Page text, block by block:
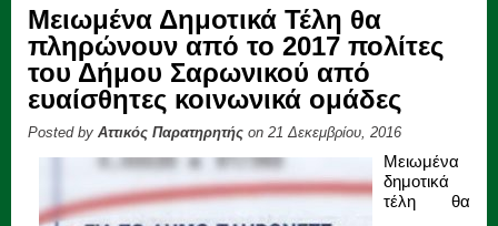
Μειωμένα Δημοτικά Τέλη θα
πληρώνουν από το 2017 πολίτες
του Δήμου Σαρωνικού από
ευαίσθητες κοινωνικά ομάδες
Posted by Αττικός Παρατηρητής on 21 Δεκεμβρίου, 2016
Μειωμένα
δημοτικά
τέλη θα